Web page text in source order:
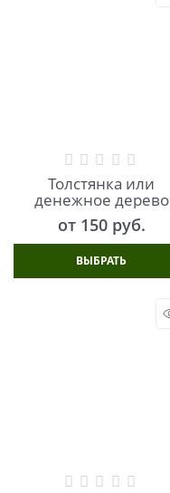
Толстянка или
денежное дерево
от 150 руб.
ВЫБРАТЬ